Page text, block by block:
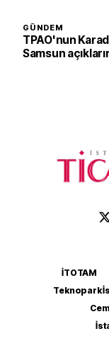
GÜNDEM
TPAO'nun
Samsun
İTOTAM
Teknopark